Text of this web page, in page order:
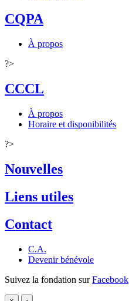
CQPA
À propos
?>
CCCL
À propos
Horaire et disponibilités
?>
Nouvelles
Liens utiles
Contact
C.A.
Devenir bénévole
Suivez la fondation surFacebook